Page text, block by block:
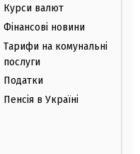
Курси валют
Фінансові новини
Тарифи на комунальні
послуги
Податки
Пенсія в Україні